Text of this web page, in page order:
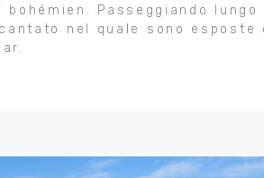
Passeggiando lungo
nel quale sono esposte